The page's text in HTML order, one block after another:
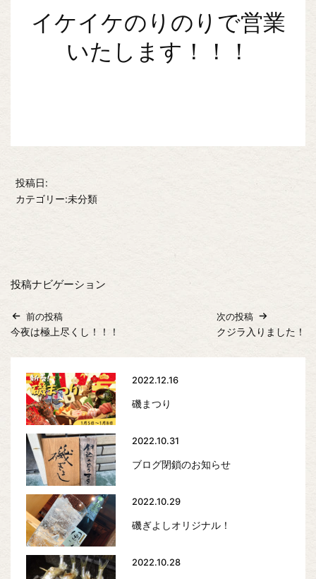
イケイケのりのりで営業
いたします！！！
投稿日:
カテゴリー:未分類
投稿ナビゲーション
前の投稿
今夜は極上尽くし！！！
次の投稿
クジラ入りました！
2022.12.16
磯まつり
2022.10.31
ブログ閉鎖のお知らせ
2022.10.29
磯ぎよしオリジナル！
2022.10.28